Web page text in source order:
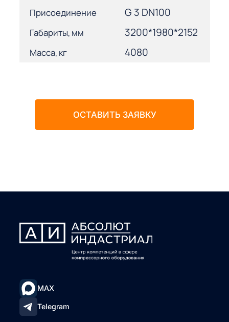
Присоединение G 3 DN100
Габариты, мм 3200*1980*2152
Масса, кг 4080
ОСТАВИТЬ ЗАЯВКУ
MAX
Telegram